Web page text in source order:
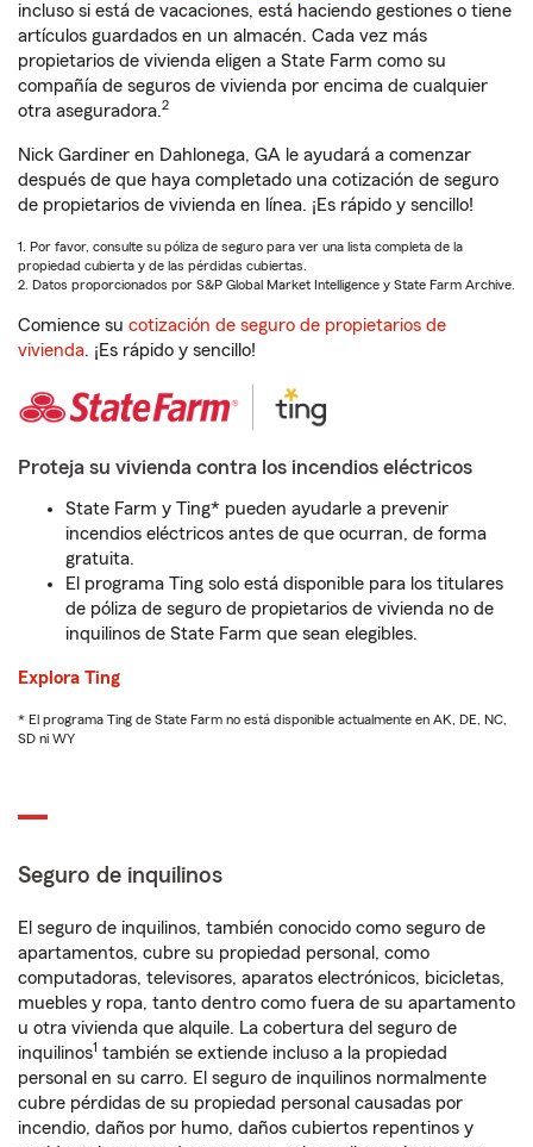
incluso si está de vacaciones, está haciendo gestiones o tiene
artículos guardados en un almacén. Cada vez más
propietarios de vivienda eligen a State Farm como su
compañía de seguros de vivienda por encima de cualquier
otra aseguradora.2
Nick Gardiner en Dahlonega, GA le ayudará a comenzar
después de que haya completado una cotización de seguro
de propietarios de vivienda en línea. ¡Es rápido y sencillo!
1. Por favor, consulte su póliza de seguro para ver una lista completa de la
propiedad cubierta y de las pérdidas cubiertas.
2. Datos proporcionados por S&P Global Market Intelligence y State Farm Archive.
Comience su cotización de seguro de propietarios de
vivienda. ¡Es rápido y sencillo!
Proteja su vivienda contra los incendios eléctricos
State Farm y Ting* pueden ayudarle a prevenir
incendios eléctricos antes de que ocurran, de forma
gratuita.
El programa Ting solo está disponible para los titulares
de póliza de seguro de propietarios de vivienda no de
inquilinos de State Farm que sean elegibles.
Explora Ting
* El programa Ting de State Farm no está disponible actualmente en AK, DE, NC,
SD ni WY
Seguro de inquilinos
El seguro de inquilinos, también conocido como seguro de
apartamentos, cubre su propiedad personal, como
computadoras, televisores, aparatos electrónicos, bicicletas,
muebles y ropa, tanto dentro como fuera de su apartamento
u otra vivienda que alquile. La cobertura del seguro de
inquilinos1 también se extiende incluso a la propiedad
personal en su carro. El seguro de inquilinos normalmente
cubre pérdidas de su propiedad personal causadas por
incendio, daños por humo, daños cubiertos repentinos y